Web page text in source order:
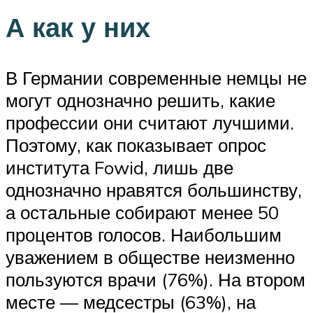
А как у них
В Германии современные немцы не
могут однозначно решить, какие
профессии они считают лучшими.
Поэтому, как показывает опрос
института Fowid, лишь две
однозначно нравятся большинству,
а остальные собирают менее 50
процентов голосов. Наибольшим
уважением в обществе неизменно
пользуются врачи (76%). На втором
месте — медсестры (63%), на